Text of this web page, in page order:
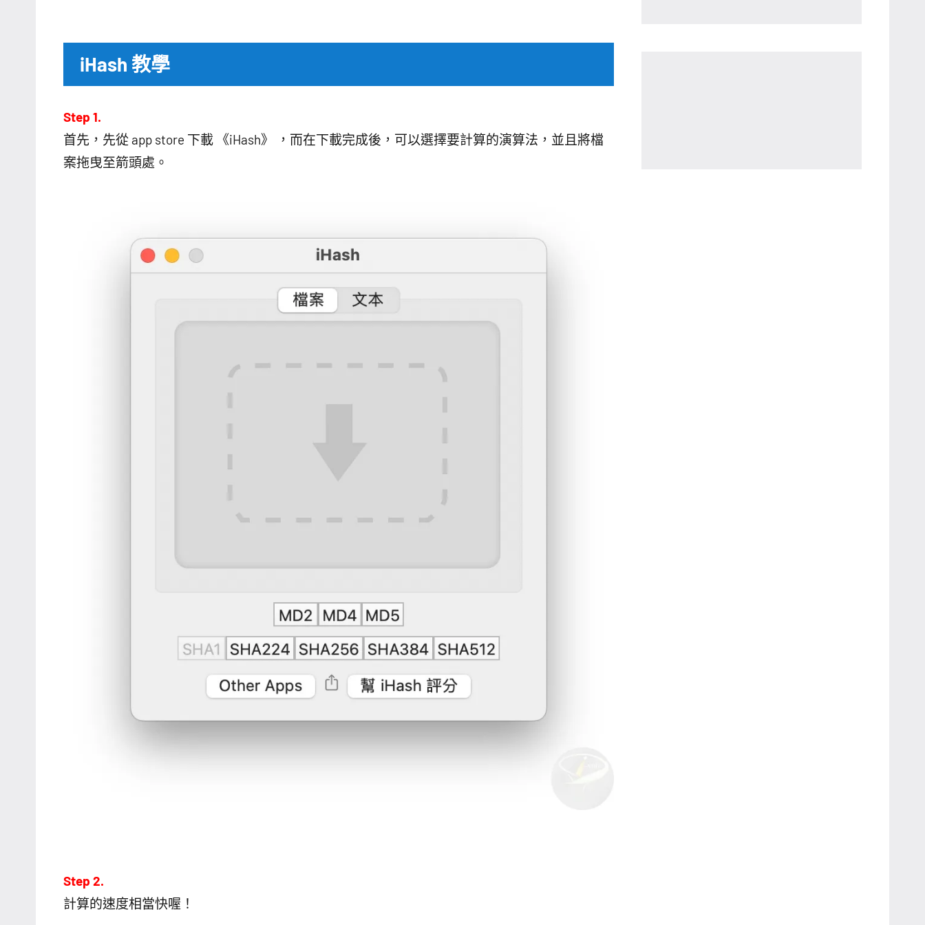
iHash 教學
Step 1.
首先，先從 app store 下載 《iHash》 ，而在下載完成後，可以選擇要計算的演算法，並且將檔
案拖曳至箭頭處。
Step 2.
計算的速度相當快喔！